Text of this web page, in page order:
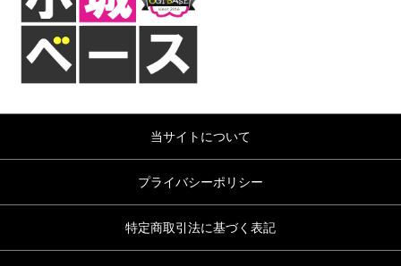
当サイトについて
プライバシーポリシー
特定商取引法に基づく表記